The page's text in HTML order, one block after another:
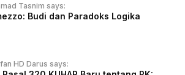
Tasnim says:
Budi dan Paradoks Logika
HD Darus says: